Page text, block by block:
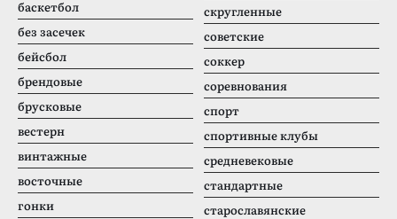
баскетбол
без засечек
бейсбол
брендовые
брусковые
вестерн
винтажные
восточные
гонки
скругленные
советские
соккер
соревнования
спорт
спортивные клубы
средневековые
стандартные
старославянские